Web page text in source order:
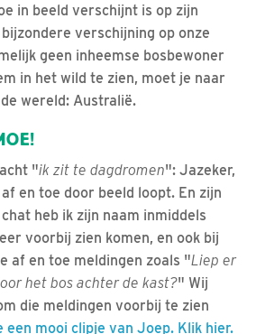
in beeld verschijnt is op zijn
verschijning op onze
geen inheemse bosbewoner
in het wild te zien, moet je naar
wereld: Australië.
"ik zit te dagdromen": Jazeker,
en toe door beeld loopt. En zijn
heb ik zijn naam inmiddels
voorbij zien komen, en ook bij
af en toe meldingen zoals "Liep er
het bos achter de kast?" Wij
die meldingen voorbij te zien
een mooi clipje van Joep. Klik hier.